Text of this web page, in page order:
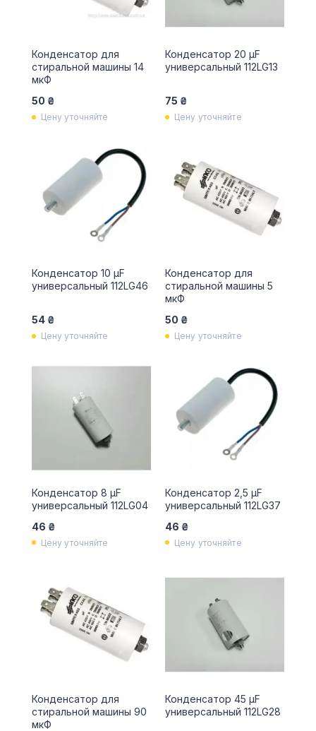
Конденсатор для
стиральной машины 14
мкФ
50 ₴
Цену уточняйте
Конденсатор 20 µF
универсальный 112LG13
75 ₴
Цену уточняйте
Конденсатор 10 µF
универсальный 112LG46
54 ₴
Цену уточняйте
Конденсатор для
стиральной машины 5
мкФ
50 ₴
Цену уточняйте
Конденсатор 8 µF
универсальный 112LG04
46 ₴
Цену уточняйте
Конденсатор 2,5 µF
универсальный 112LG37
46 ₴
Цену уточняйте
Конденсатор для
стиральной машины 90
мкФ
Конденсатор 45 µF
универсальный 112LG28